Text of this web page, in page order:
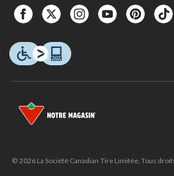
© 2026 La Société Canadian Tire Limitée. Tous